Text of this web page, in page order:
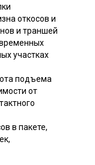
откосов и
и траншей
участках
подъема
от
в пакете,